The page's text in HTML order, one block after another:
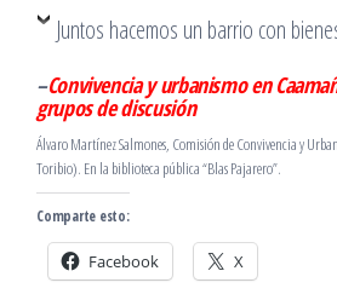
Juntos hacemos un barrio con
–Convivencia y urbanismo en
grupos de discusión
Álvaro Martínez Salmones, Comisión de Convivencia y
Toribio). En la biblioteca pública “Blas Pajarero”.
Comparte esto:
Facebook X